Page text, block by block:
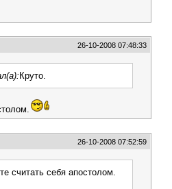
26-10-2008 07:48:33
Круто.
26-10-2008 07:52:59
считать себя апостолом.